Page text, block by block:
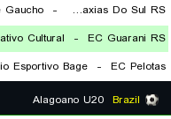
APAFUT Caxias Do Sul RS
-
۲۱:۳۰
EC Guarani RS
-
EC Pelotas
-
Brazil